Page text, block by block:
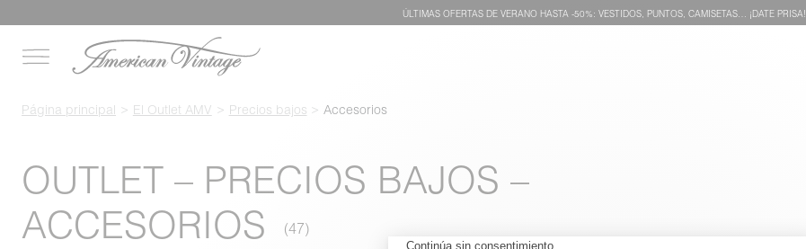
ÚLTIMAS OFERTAS DE VERANO HASTA -50%: VESTIDOS, PUNTOS, CAMISETAS… ¡DATE PRISA!
Página principal El Outlet AMV Precios bajos Accesorios
OUTLET – PRECIOS BAJOS –
ACCESORIOS